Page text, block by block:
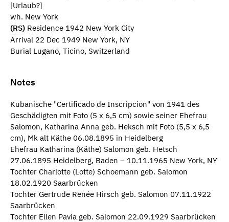
[Urlaub?]
wh. New York
(RS) Residence 1942 New York City
Arrival 22 Dec 1949 New York, NY
Burial Lugano, Ticino, Switzerland
Notes
Kubanische "Certificado de Inscripcion" von 1941 des
Geschädigten mit Foto (5 x 6,5 cm) sowie seiner Ehefrau
Salomon, Katharina Anna geb. Heksch mit Foto (5,5 x 6,5
cm), Mk alt Käthe 06.08.1895 in Heidelberg
Ehefrau Katharina (Käthe) Salomon geb. Hetsch
27.06.1895 Heidelberg, Baden – 10.11.1965 New York, NY
Tochter Charlotte (Lotte) Schoemann geb. Salomon
18.02.1920 Saarbrücken
Tochter Gertrude Renée Hirsch geb. Salomon 07.11.1922
Saarbrücken
Tochter Ellen Pavia geb. Salomon 22.09.1929 Saarbrücken